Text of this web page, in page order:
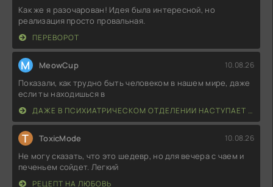
Как же я разочарован! Идея была интересной, но
реализация просто провальная.
ПЕРЕВОРОТ
M MeowCup 10.08.26
Показали, как трудно быть человеком в нашем мире, даже
если ты находишься в
ДАЖЕ В ПСИХИАТРИЧЕСКОМ ОТДЕЛЕНИИ НАСТУПАЕТ УТРО
T ToxicMode 10.08.26
Не могу сказать, что это шедевр, но для вечера с чаем и
печеньем сойдет. Легкий
РЕЦЕПТ НА ЛЮБОВЬ